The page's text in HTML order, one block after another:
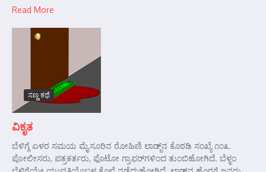
Read More
ಸಣ್ಣ ಕಥೆ
ವಿಕೃತ
ಬೆಳಿಗ್ಗೆ ಏಳರ ಸಮಯ ಮೈಸೂರಿನ ರೋಹಿಣಿ ಲಾಡ್ಜ್‌ನ ಕೊಠಡಿ ಸಂಖ್ಯೆ ೧೦೩.
ಪೋಲೀಸರು, ಪತ್ರಕರ್ತರು, ಫೊಟೋ ಗ್ರಾಫರ್‌ಗಳಿಂದ ತುಂಬಿಹೋಗಿದೆ. ಬೆಳ್ಳಂ